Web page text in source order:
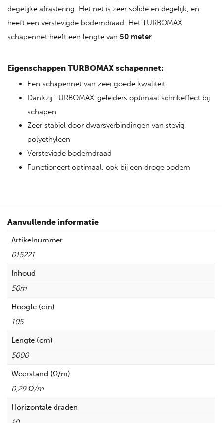
degelijke afrastering. Het net is zeer solide en degelijk, en
heeft een verstevigde bodemdraad. Het TURBOMAX
schapennet heeft een lengte van 50 meter.
Eigenschappen TURBOMAX schapennet:
Een schapennet van zeer goede kwaliteit
Dankzij TURBOMAX-geleiders optimaal schrikeffect bij
schapen
Zeer stabiel door dwarsverbindingen van stevig
polyethyleen
Verstevigde bodemdraad
Functioneert optimaal, ook bij een droge bodem
Aanvullende informatie
Artikelnummer
015221
Inhoud
50m
Hoogte (cm)
105
Lengte (cm)
5000
Weerstand (Ω/m)
0,29 Ω/m
Horizontale draden